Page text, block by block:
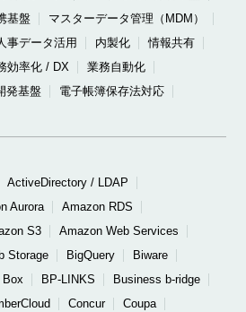
基盤
マスターデータ管理（MDM）
事データ活用 内製化
情報共有
効率化 / DX
業務自動化
発基盤
電子帳簿保存法対応
ActiveDirectory / LDAP
Aurora
Amazon RDS
S3
Amazon Web Services
Storage BigQuery
Biware
Box BP-LINKS
Business b-ridge
Concur
Coupa